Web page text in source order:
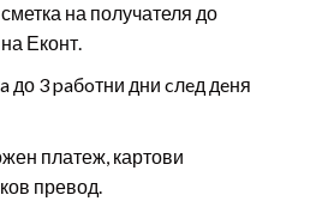
на получателя до
Еконт.
до 3 paбoтни дни cлeд дeня
платеж, картови
превод.